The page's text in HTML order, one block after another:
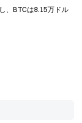
、BTCは8.15万ドル